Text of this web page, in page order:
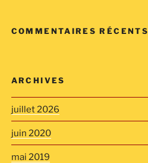
COMMENTAIRES RÉCENTS
ARCHIVES
juillet 2026
juin 2020
mai 2019